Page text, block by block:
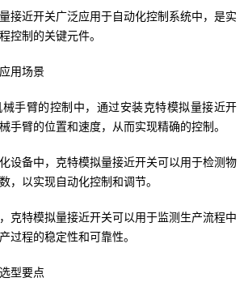
接近开关广泛应用于自动化控制系统中，是实
控制的关键元件。
用场景
手臂的控制中，通过安装克特模拟量接近开
手臂的位置和速度，从而实现精确的控制。
设备中，克特模拟量接近开关可以用于检测物
，以实现自动化控制和调节。
克特模拟量接近开关可以用于监测生产流程中
过程的稳定性和可靠性。
型要点